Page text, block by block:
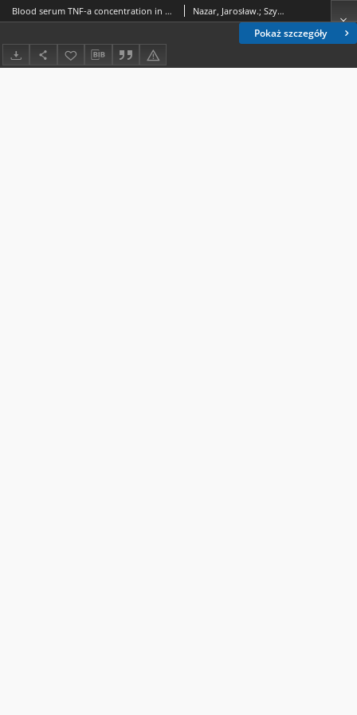
Pokaż szczegóły
Blood serum TNF-a concentration in patients with ischaemic and haemorrhagic brain stroke Nazar, Jarosław.; Szymańska, Anna (neuroradiologia).